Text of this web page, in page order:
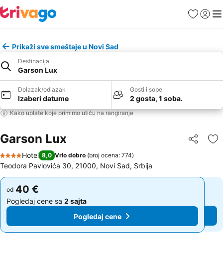
FavoritiPrijavi
Prikaži sve smeštaje u Novi Sad
Destinacija
Garson Lux
Dolazak/odlazak
Izaberi datume
Gosti i sobe
2 gosta, 1 soba.
Kako uplate koje primimo utiču na rangiranje
Garson Lux Deli
4 Zvezdice
Hotel 8,0 Vrlo dobro (broj ocena: 774)
Teodora Pavlovića 30, 21000, Novi Sad, Srbija
od 40 €
Pogledaj cene sa 2 sajta
Pogledaj cene
od 40 €
Pogledaj cene sa 2 sajta
Pogledaj cene